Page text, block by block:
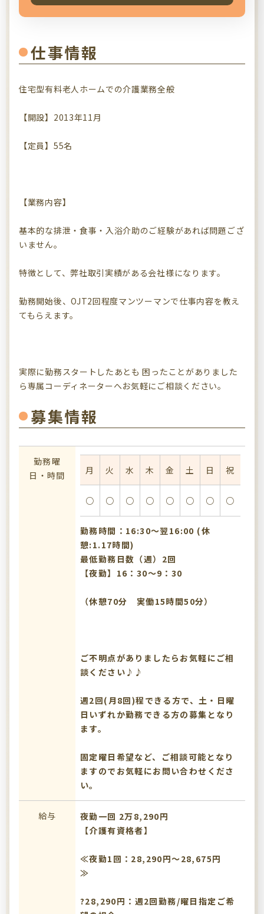
仕事情報
住宅型有料老人ホームでの介護業務全般
【開設】2013年11月
【定員】55名
【業務内容】
基本的な排泄・食事・入浴介助のご経験があれば問題ござ
いません。
特徴として、弊社取引実績がある会社様になります。
勤務開始後、OJT2回程度マンツーマンで仕事内容を教え
てもらえます。
実際に勤務スタートしたあとも 困ったことがありました
ら専属コーディネーターへお気軽にご相談ください。
募集情報
勤務曜
日・時間
月 火 水 木 金 土 日 祝
○ ○ ○ ○ ○ ○ ○ ○
勤務時間：16:30〜翌16:00 (休
憩:1.17時間)
最低勤務日数（週）2回
【夜勤】16：30～9：30
（休憩70分 実働15時間50分）
ご不明点がありましたらお気軽にご相
談ください♪♪
週2回(月8回)程できる方で、土・日曜
日いずれか勤務できる方の募集となり
ます。
固定曜日希望など、ご相談可能となり
ますのでお気軽にお問い合わせくださ
い。
給与
夜勤一回 2万8,290円
【介護有資格者】
≪夜勤1回：28,290円～28,675円
≫
?28,290円：週2回勤務/曜日指定ご希